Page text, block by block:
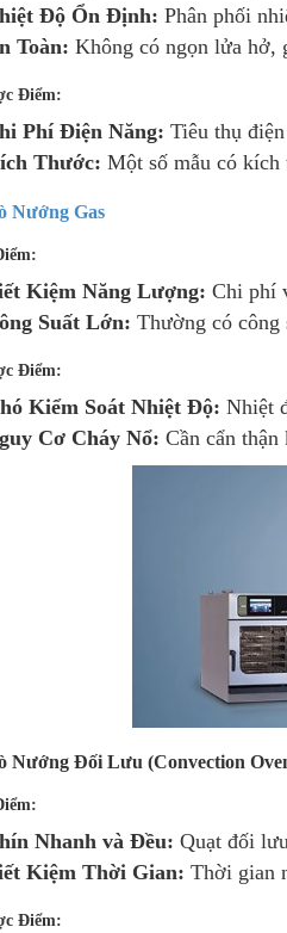
Độ Ổn Định: Phân phối
Toàn: Không có ngọn lửa hở,
Điểm:
Phí Điện Năng: Tiêu thụ
Thước: Một số mẫu có
Nướng Gas
Kiệm Năng Lượng: Chi phí
Suất Lớn: Thường có công
Điểm:
Kiểm Soát Nhiệt Độ: Nhiệt
Cơ Cháy Nổ: Cần cẩn
Nướng Đối Lưu (Convection
Nhanh và Đều: Quạt đối
Kiệm Thời Gian: Thời gian
Điểm: